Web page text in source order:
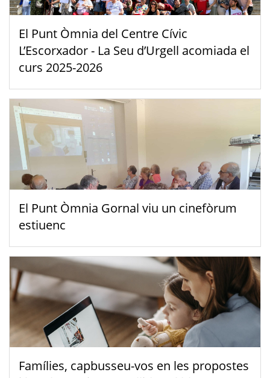
El Punt Òmnia del Centre Cívic
L’Escorxador - La Seu d’Urgell acomiada el
curs 2025-2026
El Punt Òmnia Gornal viu un cinefòrum
estiuenc
Famílies, capbusseu-vos en les propostes